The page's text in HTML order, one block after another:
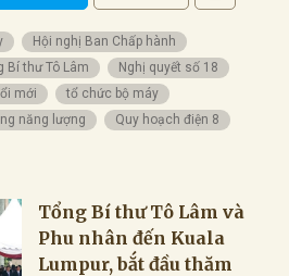
Hội nghị Ban Chấp hành
Bí thư Tô Lâm
Nghị quyết số 18
mới
tổ chức bộ máy
năng lượng Quy hoạch điện 8
Tổng Bí thư Tô Lâm và
Phu nhân đến Kuala
Lumpur, bắt đầu thăm